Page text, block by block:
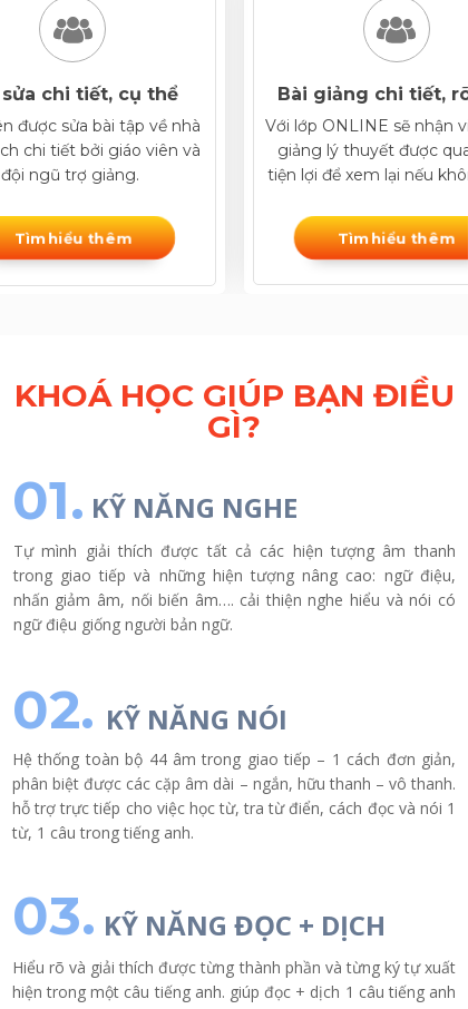
Tìm hiểu thêm
Bài giảng chi tiết,
Với lớp ONLINE sẽ nhận
giảng lý thuyết được
tiện lợi để xem lại nếu
Tìm hiểu thêm
sửa chi tiết, cụ thể
được sửa bài tập về nhà
chi tiết bởi giáo viên và
đội ngũ trợ giảng.
KHOÁ HỌC GIÚP BẠN ĐIỀU
GÌ?
02. KỸ NĂNG NÓI
Hệ thống toàn bộ 44 âm trong giao tiếp – 1 cách đơn giản,
phân biệt được các cặp âm dài – ngắn, hữu thanh – vô thanh.
hỗ trợ trực tiếp cho việc học từ, tra từ điển, cách đọc và nói 1
từ, 1 câu trong tiếng anh.
03. KỸ NĂNG ĐỌC + DỊCH
Hiểu rõ và giải thích được từng thành phần và từng ký tự xuất
hiện trong một câu tiếng anh. giúp đọc + dịch 1 câu tiếng anh
01. KỸ NĂNG NGHE
Tự mình giải thích được tất cả các hiện tượng âm thanh
trong giao tiếp và những hiện tượng nâng cao: ngữ điệu,
nhấn giảm âm, nối biến âm…. cải thiện nghe hiểu và nói có
ngữ điệu giống người bản ngữ.